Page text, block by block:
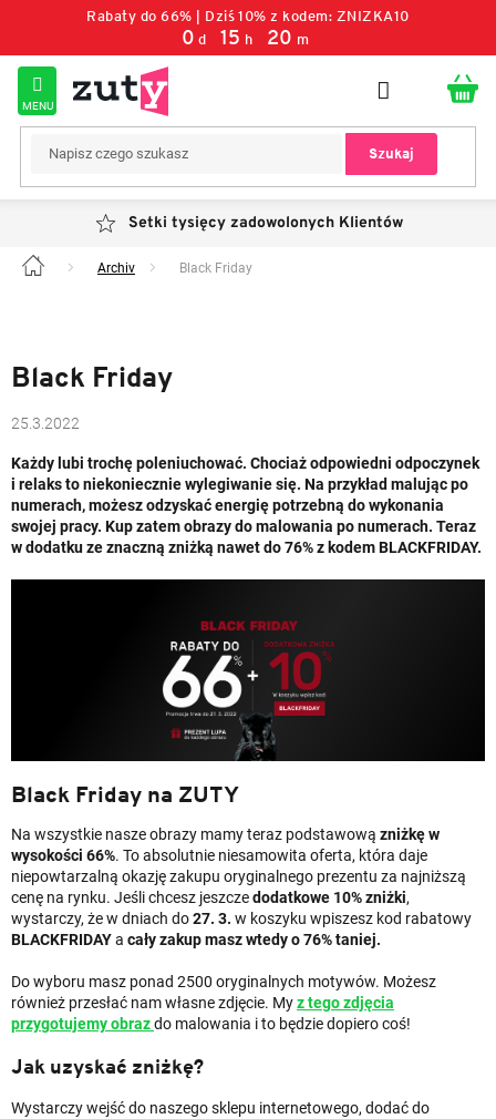
Rabaty do 66% | Dziś 10% z kodem: ZNIZKA10
0 d 15 h 20 m
Szukaj
Setki tysięcy zadowolonych Klientów
Home Archiv Black Friday
Black Friday
25.3.2022
Każdy lubi trochę poleniuchować. Chociaż odpowiedni odpoczynek
i relaks to niekoniecznie wylegiwanie się. Na przykład malując po
numerach, możesz odzyskać energię potrzebną do wykonania
swojej pracy. Kup zatem obrazy do malowania po numerach. Teraz
w dodatku ze znaczną zniżką nawet do 76% z kodemBLACKFRIDAY.
Black Friday na ZUTY
Na wszystkie nasze obrazy mamy teraz podstawową zniżkę w
wysokości 66%. To absolutnie niesamowita oferta, która daje
niepowtarzalną okazję zakupu oryginalnego prezentu za najniższą
cenę na rynku. Jeśli chcesz jeszczedodatkowe 10% zniżki,
wystarczy, że w dniach do27. 3. w koszyku wpiszesz kod rabatowy
BLACKFRIDAYa cały zakup masz wtedy o 76% taniej.
Do wyboru masz ponad 2500 oryginalnych motywów. Możesz
również przesłać nam własne zdjęcie. Myz tego zdjęcia
przygotujemy obrazdo malowania i to będzie dopiero coś!
Jak uzyskać zniżkę?
Wystarczy wejść do naszego sklepu internetowego, dodać do